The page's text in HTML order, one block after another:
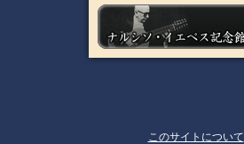
このサイトについて